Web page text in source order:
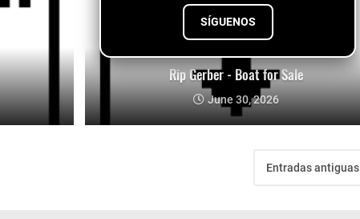
SÍGUENOS
Rip Gerber - Boat for Sale
June 30, 2026
Entradas antiguas